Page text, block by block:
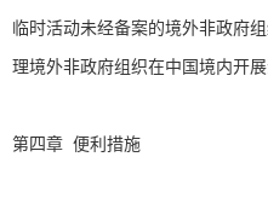
临时活动未经备案的境外非政府
理境外非政府组织在中国境内开展
第四章 便利措施